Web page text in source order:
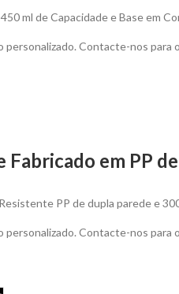
ml de Capacidade e Base em
personalizado. Contacte-nos para
em PP
PP de dupla parede e
personalizado. Contacte-nos para